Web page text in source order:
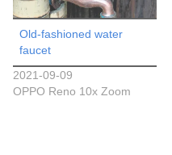
Old-fashioned water
faucet
2021-09-09
OPPO Reno 10x Zoom